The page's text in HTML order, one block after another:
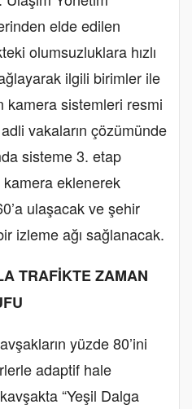
elde edilen
olumsuzluklara hızlı
ilgili birimler ile
kamera sistemleri resmi
vakaların çözümünde
sisteme 3. etap
kamera eklenerek
ulaşacak ve şehir
izleme ağı sağlanacak.
TRAFİKTE ZAMAN
yüzde 80’ini
adaptif hale
“Yeşil Dalga